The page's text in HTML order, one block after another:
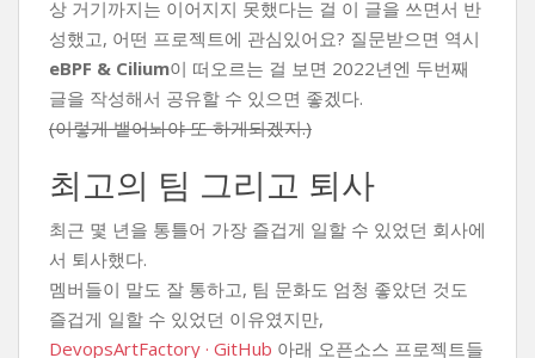
상 거기까지는 이어지지 못했다는 걸 이 글을 쓰면서 반
성했고, 어떤 프로젝트에 관심있어요? 질문받으면 역시
eBPF & Cilium이 떠오르는 걸 보면 2022년엔 두번째
글을 작성해서 공유할 수 있으면 좋겠다.
(이렇게 뱉어놔야 또 하게되겠지.)
최고의 팀 그리고 퇴사
최근 몇 년을 통틀어 가장 즐겁게 일할 수 있었던 회사에
서 퇴사했다.
멤버들이 말도 잘 통하고, 팀 문화도 엄청 좋았던 것도
즐겁게 일할 수 있었던 이유였지만,
DevopsArtFactory · GitHub 아래 오픈소스 프로젝트들